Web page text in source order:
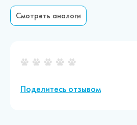
Смотреть аналоги
Поделитесь отзывом